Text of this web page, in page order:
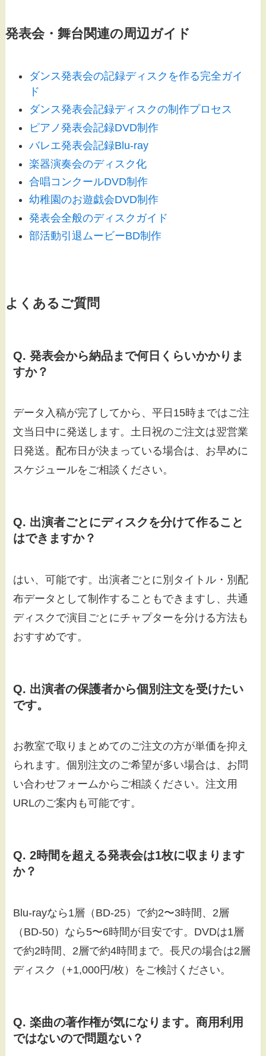
発表会・舞台関連の周辺ガイド
ダンス発表会の記録ディスクを作る完全ガイ
ド
ダンス発表会記録ディスクの制作プロセス
ピアノ発表会記録DVD制作
バレエ発表会記録Blu-ray
楽器演奏会のディスク化
合唱コンクールDVD制作
幼稚園のお遊戯会DVD制作
発表会全般のディスクガイド
部活動引退ムービーBD制作
よくあるご質問
Q. 発表会から納品まで何日くらいかかりま
すか？
データ入稿が完了してから、平日15時まではご注
文当日中に発送します。土日祝のご注文は翌営業
日発送。配布日が決まっている場合は、お早めに
スケジュールをご相談ください。
Q. 出演者ごとにディスクを分けて作ること
はできますか？
はい、可能です。出演者ごとに別タイトル・別配
布データとして制作することもできますし、共通
ディスクで演目ごとにチャプターを分ける方法も
おすすめです。
Q. 出演者の保護者から個別注文を受けたい
です。
お教室で取りまとめてのご注文の方が単価を抑え
られます。個別注文のご希望が多い場合は、お問
い合わせフォームからご相談ください。注文用
URLのご案内も可能です。
Q. 2時間を超える発表会は1枚に収まります
か？
Blu-rayなら1層（BD-25）で約2〜3時間、2層
（BD-50）なら5〜6時間が目安です。DVDは1層
で約2時間、2層で約4時間まで。長尺の場合は2層
ディスク（+1,000円/枚）をご検討ください。
Q. 楽曲の著作権が気になります。商用利用
ではないので問題ない？